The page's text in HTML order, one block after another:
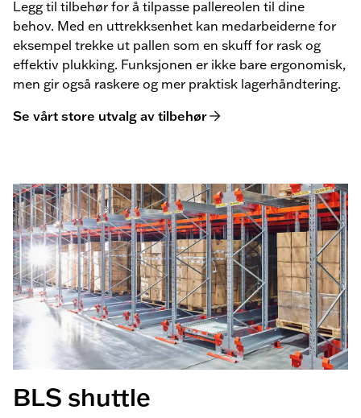
Legg til tilbehør for å tilpasse pallereolen til dine
behov. Med en uttrekksenhet kan medarbeiderne for
eksempel trekke ut pallen som en skuff for rask og
effektiv plukking. Funksjonen er ikke bare ergonomisk,
men gir også raskere og mer praktisk lagerhåndtering.
Se vårt store utvalg av tilbehør
BLS shuttle